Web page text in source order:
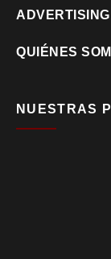
ADVERTISING
QUIÉNES
NUESTRAS